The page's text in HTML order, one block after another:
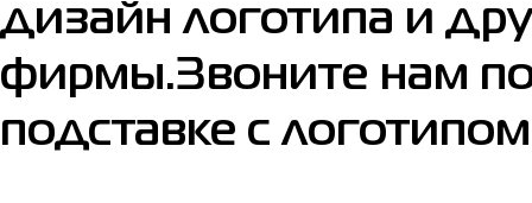
дизайн логотипа и
фирмы.Звоните нам по
подставке с